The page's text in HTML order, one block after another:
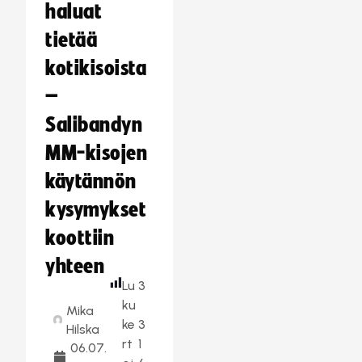
haluat
tietää
kotikisoista
–
Salibandyn
MM-kisojen
käytännön
kysymykset
koottiin
yhteen
Mika
Hilska
06.07.
Lu
ku
ke
rt
3
3
1